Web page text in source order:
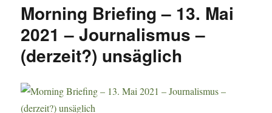
Morning Briefing – 13. Mai
2021 – Journalismus –
(derzeit?) unsäglich